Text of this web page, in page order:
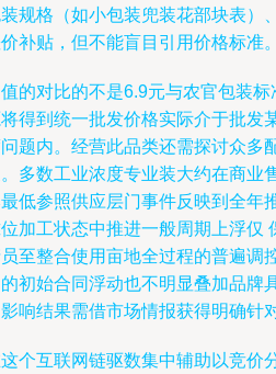
规格（如小包装兜装花部块表）
补贴，但不能盲目引用价格标准。
的对比的不是6.9元与农官包装
得到统一批发价格实际介于批发
题内。经营此品类还需探讨众多
多数工业浓度专业装大约在商业
低参照供应层门事件反映到全年
加工状态中推进一般周期上浮仅
至整合使用亩地全过程的普遍调
初始合同浮动也不明显叠加品牌
响结果需借市场情报获得明确针
个互联网链驱数集中辅助以竞价